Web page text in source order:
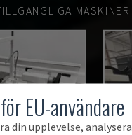
EU-användare
din upplevelse, analysera